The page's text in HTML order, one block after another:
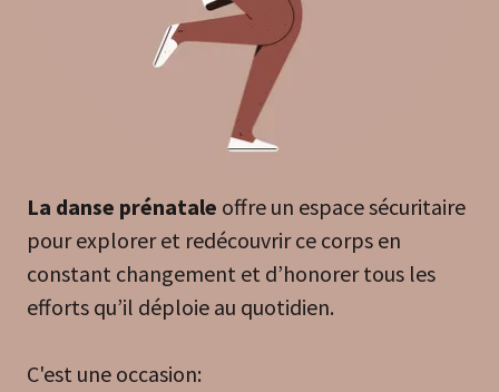
La danse prénatale offre un espace sécuritaire
pour explorer et redécouvrir ce corps en
constant changement et d’honorer tous les
efforts qu’il déploie au quotidien.
C'est une occasion: